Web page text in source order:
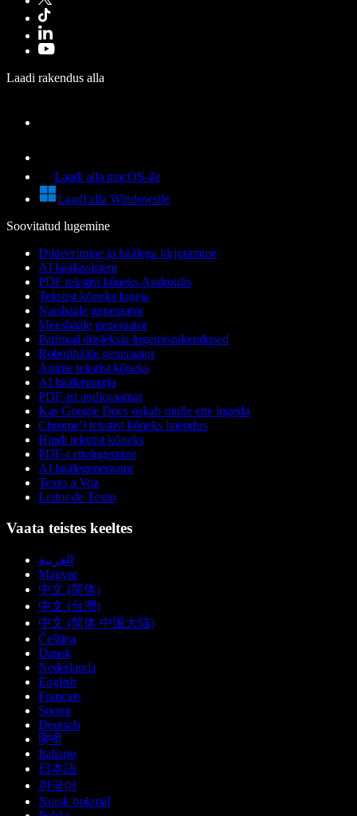
Laadi rakendus alla
Laadi alla macOS-ile
Laadi alla Windowsile
Soovitatud lugemine
Dikteerimine ja häälega kirjutamine
AI häälassistent
PDF tekstist kõneks Androidis
Tekstist kõneks lugeja
Naishääle generaator
Meeshääle generaator
Parimad düsleksia lugemisrakendused
Robotihääle generaator
Anime tekstist kõneks
AI häälemuutja
PDF-ist audioraamat
Kas Google Docs oskab mulle ette lugeda
Chrome’i tekstist kõneks laiendus
Hindi tekstist kõneks
PDF-i ettelugemine
AI häälegeneraator
Texto a Voz
Leitor de Texto
Vaata teistes keeltes
العربية
Magyar
中文 (简体)
中文 (台灣)
中文 (简体 中国大陆)
Čeština
Dansk
Nederlands
English
Français
Suomi
Deutsch
हिन्दी
Italiano
日本語
한국어
Norsk bokmål